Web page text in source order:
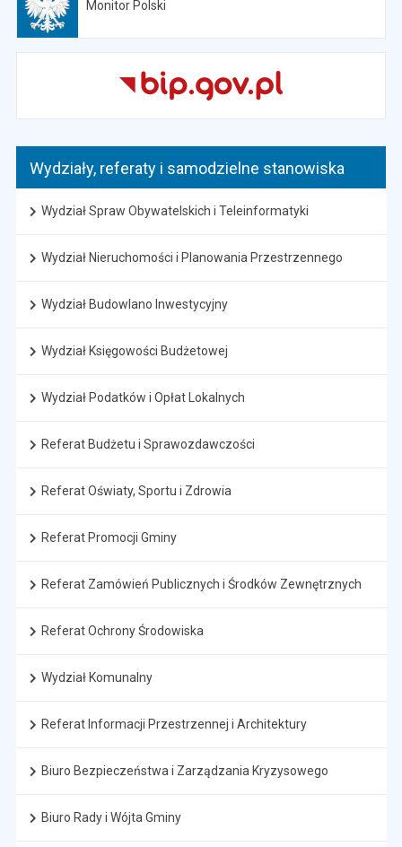
Monitor Polski
Wydziały, referaty i samodzielne stanowiska
Wydział Spraw Obywatelskich i Teleinformatyki
Wydział Nieruchomości i Planowania Przestrzennego
Wydział Budowlano Inwestycyjny
Wydział Księgowości Budżetowej
Wydział Podatków i Opłat Lokalnych
Referat Budżetu i Sprawozdawczości
Referat Oświaty, Sportu i Zdrowia
Referat Promocji Gminy
Referat Zamówień Publicznych i Środków Zewnętrznych
Referat Ochrony Środowiska
Wydział Komunalny
Referat Informacji Przestrzennej i Architektury
Biuro Bezpieczeństwa i Zarządzania Kryzysowego
Biuro Rady i Wójta Gminy